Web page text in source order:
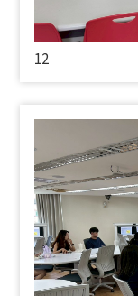
12